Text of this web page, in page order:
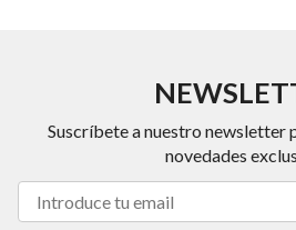
Suscríbete a nuestro newsletter
novedades